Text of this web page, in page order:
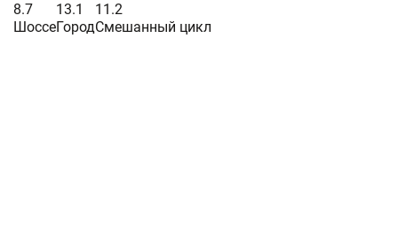
8.7 13.1
11.2
ШоссеГородСмешанный цикл